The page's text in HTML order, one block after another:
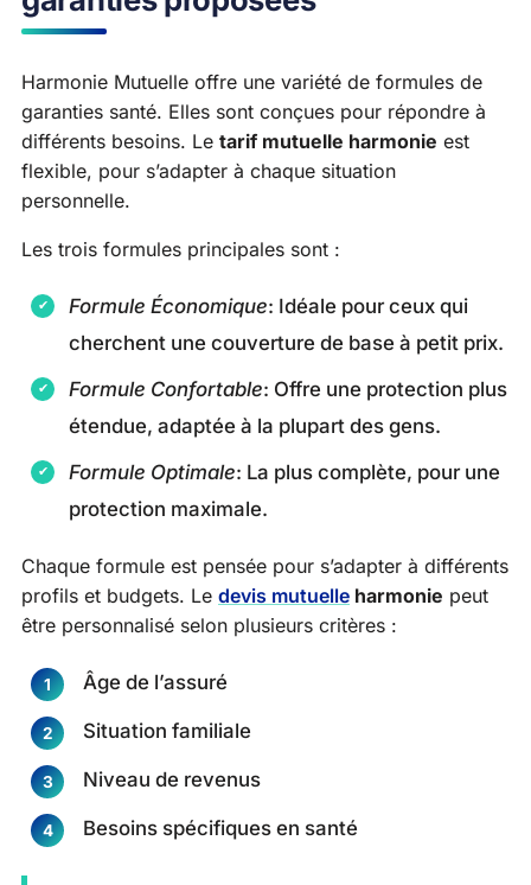
Harmonie Mutuelle offre une variété de formules de
garanties santé. Elles sont conçues pour répondre à
différents besoins. Le tarif mutuelle harmonie est
flexible, pour s’adapter à chaque situation
personnelle.
Les trois formules principales sont :
Formule Économique: Idéale pour ceux qui
cherchent une couverture de base à petit prix.
Formule Confortable: Offre une protection plus
étendue, adaptée à la plupart des gens.
Formule Optimale: La plus complète, pour une
protection maximale.
Chaque formule est pensée pour s’adapter à différents
profils et budgets. Le devis mutuelle harmonie peut
être personnalisé selon plusieurs critères :
Âge de l’assuré
Situation familiale
Niveau de revenus
Besoins spécifiques en santé